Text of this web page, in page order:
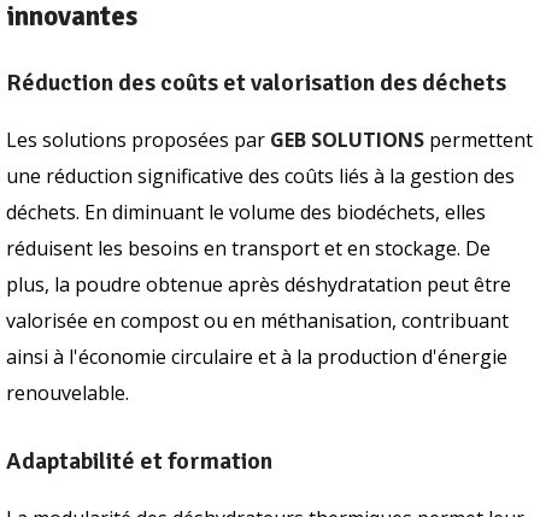
innovantes
Réduction des coûts et valorisation des déchets
Les solutions proposées par GEB SOLUTIONS permettent
une réduction significative des coûts liés à la gestion des
déchets. En diminuant le volume des biodéchets, elles
réduisent les besoins en transport et en stockage. De
plus, la poudre obtenue après déshydratation peut être
valorisée en compost ou en méthanisation, contribuant
ainsi à l'économie circulaire et à la production d'énergie
renouvelable.
Adaptabilité et formation